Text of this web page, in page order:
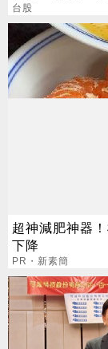
台股
超神減肥神器
下降
PR・新素簡